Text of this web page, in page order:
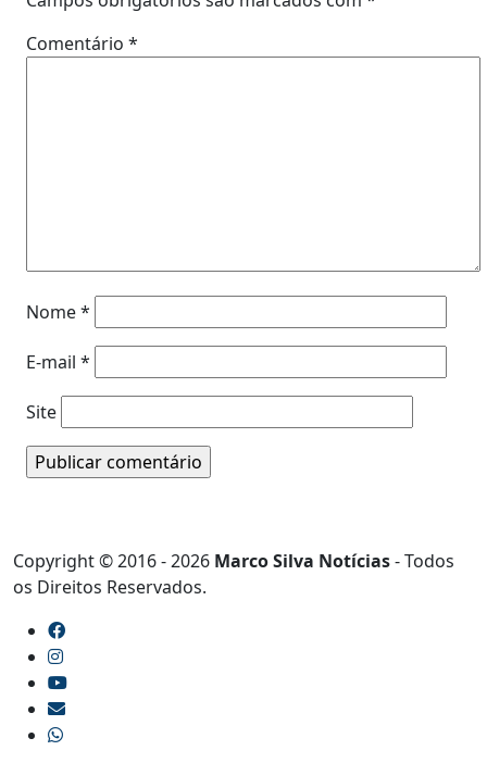
Comentário *
Nome*
E-mail *
Site
Copyright © 2016 - 2026 Marco Silva Notícias- Todos
os Direitos Reservados.